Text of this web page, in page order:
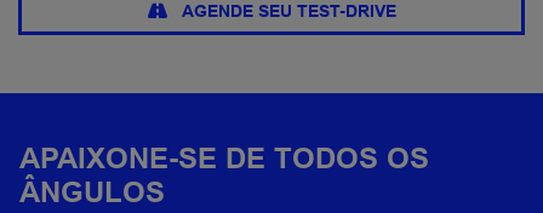
AGENDE SEU TEST-DRIVE
APAIXONE-SE DE TODOS OS
ÂNGULOS